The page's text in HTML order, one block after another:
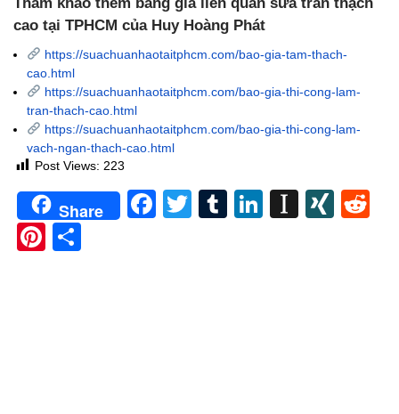
cao tại TPHCM của Huy Hoàng Phát
https://suachuanhaotaitphcm.com/bao-gia-tam-thach-
cao.html
https://suachuanhaotaitphcm.com/bao-gia-thi-cong-lam-
tran-thach-cao.html
https://suachuanhaotaitphcm.com/bao-gia-thi-cong-lam-
vach-ngan-thach-cao.html
Post Views: 223
Share Facebook
TwitterTumblrLinkedIn
Pinterest